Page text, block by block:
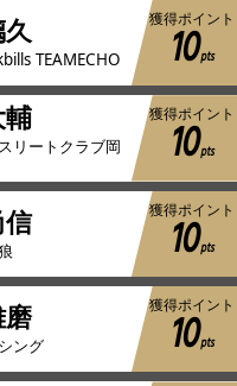
TEAMECHO
獲得ポイント
10pts
リートクラブ岡
獲得ポイント
10pts
獲得ポイント
10pts
ング
獲得ポイント
10pts